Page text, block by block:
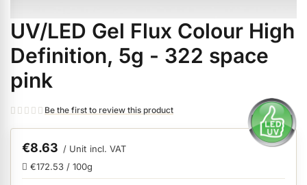
Gel Polish anzeigen
Acrylic anzeigen
Nail Polish and Liquids anzeigen
Nail Art anzeigen
Skip
to
the
beginning
of
the
images
gallery
UV/LED Gel Flux Colour High
Definition, 5g - 322 space
pink
Be the first to review this product
€8.63 / Unit incl. VAT
€172.53 / 100g